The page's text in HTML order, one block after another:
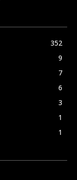
352
9
7
6
3
1
1